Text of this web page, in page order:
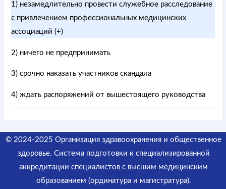
1) незамедлительно провести служебное расследование
с привлечением профессиональных медицинских
ассоциаций (+)
2) ничего не предпринимать
3) срочно наказать участников скандала
4) ждать распоряжений от вышестоящего руководства
© 2024-2025 Организация здравоохранения и общественное
здоровье. Система подготовки к специализированной
аккредитации специалистов с высшим медицинским
образованием (ординатура и магистратура).